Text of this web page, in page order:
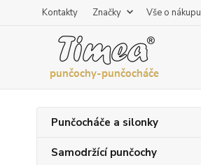
Kontakty Značky Vše o nákupu
Punčocháče a silonky
Samodržící punčochy